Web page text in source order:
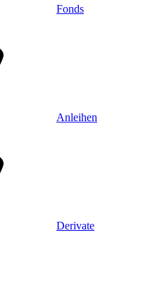
Fonds
Anleihen
Derivate